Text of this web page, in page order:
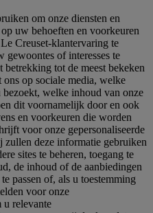
om onze diensten en
uw behoeften en voorkeuren
Creuset-klantervaring te
of interesses te
tot de meest bekeken
op sociale media, welke
bezoekt, welke inhoud van onze
dit voornamelijk door en ook
en voorkeuren die worden
voor onze gepersonaliseerde
deze informatie gebruiken
sites te beheren, toegang te
de inhoud of de aanbiedingen
passen of, als u toestemming
voor onze
u relevante